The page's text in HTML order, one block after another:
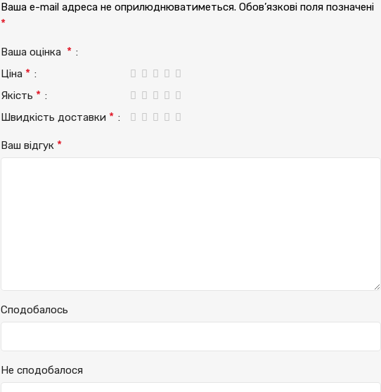
Ваша e-mail адреса не оприлюднюватиметься. Обов’язкові поля позначені
*
Ваша оцінка *
Ціна *
Якість *
Швидкість доставки *
Ваш відгук *
Сподобалось
Не сподобалося